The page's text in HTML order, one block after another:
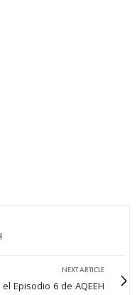
NEXT ARTICLE
Episodio 6 de AQEEH